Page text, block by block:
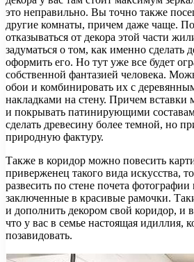
это неправильно. Вы точно также
другие комнаты, причем даже чаще.
отказываться от декора этой части
задуматься о том, как именно сделать
оформить его. Но тут уже все будет
собственной фантазией человека.
обои и комбинировать их с
накладками на стену. Причем вставки
и покрывать патинирующими
сделать древесину более темной, но
природную фактуру.
Также в коридор можно повесить
приверженец такого вида искусства,
развесить по стене почета
заключенные в красивые рамочки.
и дополнить декором свой коридор, и
что у вас в семье настоящая идиллия,
позавидовать.